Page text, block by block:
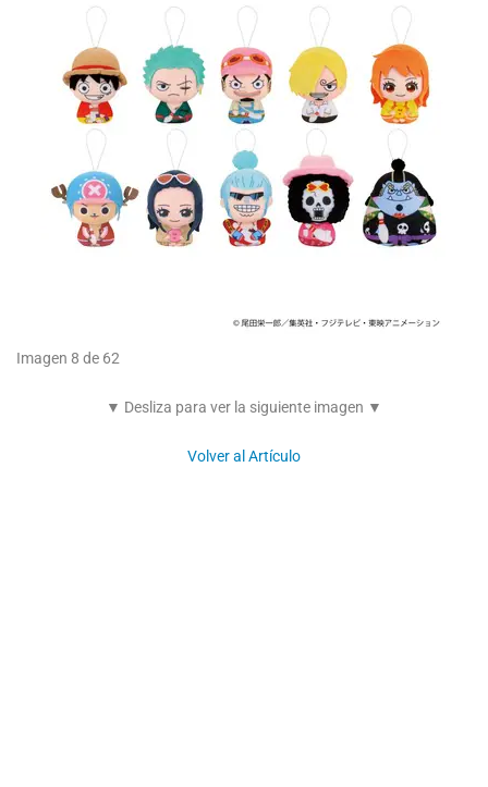
Imagen 8 de 62
▼ Desliza para ver la siguiente imagen ▼
Volver al Artículo